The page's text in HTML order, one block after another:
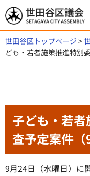
世田谷区議会
世田谷区トップページ >
ども・若者施策推進特別
子ども・若
査予定案件（
9月24日（水曜日）に